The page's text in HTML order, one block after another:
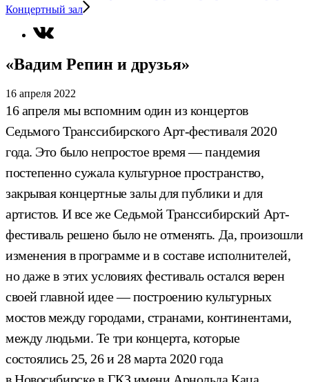
Концертный зал
«Вадим Репин и друзья»
16 апреля 2022
16 апреля мы вспомним один из концертов
Седьмого Транссибирского Арт-фестиваля 2020
года. Это было непростое время — пандемия
постепенно сужала культурное пространство,
закрывая концертные залы для публики и для
артистов. И все же Седьмой Транссибирский Арт-
фестиваль решено было не отменять. Да, произошли
изменения в программе и в составе исполнителей,
но даже в этих условиях фестиваль остался верен
своей главной идее — построению культурных
мостов между городами, странами, континентами,
между людьми. Те три концерта, которые
состоялись 25, 26 и 28 марта 2020 года